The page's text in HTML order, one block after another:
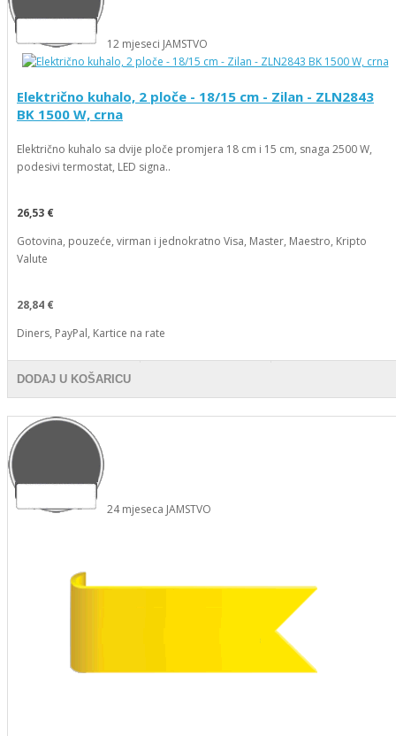
12 mjeseci JAMSTVO
Električno kuhalo, 2 ploče - 18/15 cm - Zilan - ZLN2843
BK 1500 W, crna
Električno kuhalo sa dvije ploče promjera 18 cm i 15 cm, snaga 2500 W,
podesivi termostat, LED signa..
26,53 €
Gotovina, pouzeće, virman i jednokratno Visa, Master, Maestro, Kripto
Valute
28,84 €
Diners, PayPal, Kartice na rate
DODAJ U KOŠARICU
24 mjeseca JAMSTVO